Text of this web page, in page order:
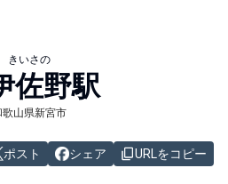
きいさの
佐野駅
歌山県新宮市
ポスト シェア URLをコピー